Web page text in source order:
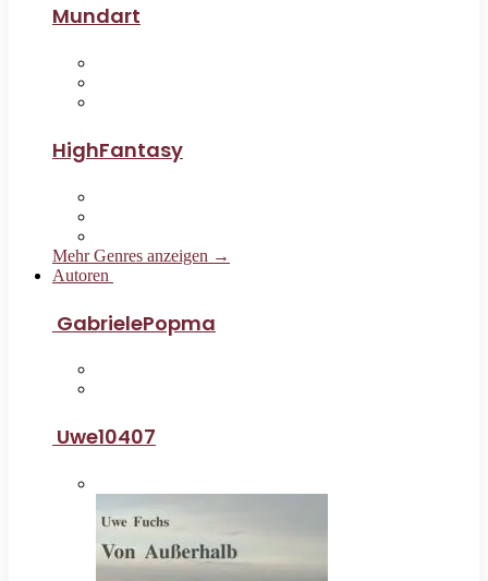
Mundart
HighFantasy
Mehr Genres anzeigen →
Autoren
GabrielePopma
Uwe10407